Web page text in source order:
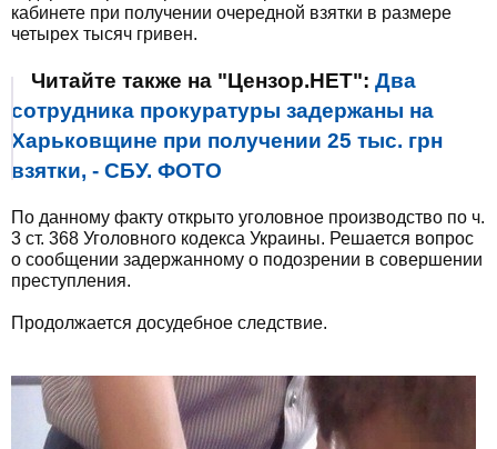
кабинете при получении очередной взятки в размере
четырех тысяч гривен.
Читайте также на "Цензор.НЕТ": Два
сотрудника прокуратуры задержаны на
Харьковщине при получении 25 тыс. грн
взятки, - СБУ. ФОТО
По данному факту открыто уголовное производство по ч.
3 ст. 368 Уголовного кодекса Украины. Решается вопрос
о сообщении задержанному о подозрении в совершении
преступления.
Продолжается досудебное следствие.